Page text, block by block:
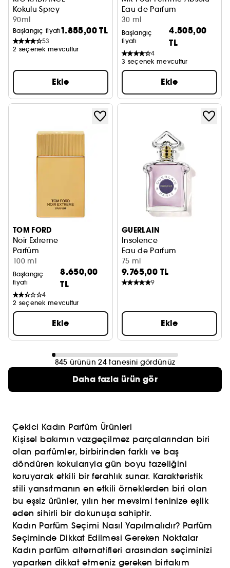
Kokulu Sprey
90ml
Başlangıç fiyatı1.855,00 TL
53
2 seçenek mevcuttur
Ekle
Eau de Parfum
30 ml
Başlangıç
fiyatı
4.505,00
TL
4
3 seçenek mevcuttur
Ekle
TOM FORD
Noir Extreme
Parfüm
100 ml
Başlangıç
fiyatı
8.650,00
TL
4
2 seçenek mevcuttur
Ekle
GUERLAIN
Insolence
Eau de Parfum
75 ml
9.765,00 TL
9
Ekle
845 ürünün 24 tanesini gördünüz
Daha fazla ürün gör
Çekici Kadın Parfüm Ürünleri
Kişisel bakımın vazgeçilmez parçalarından biri
olan parfümler, birbirinden farklı ve baş
döndüren kokularıyla gün boyu tazeliğini
koruyarak etkili bir ferahlık sunar. Karakteristik
stili yansıtmanın en etkili örneklerden biri olan
bu eşsiz ürünler, yılın her mevsimi teninize eşlik
eden sihirli bir dokunuşa sahiptir.
Kadın Parfüm Seçimi Nasıl Yapılmalıdır? Parfüm
Seçiminde Dikkat Edilmesi Gereken Noktalar
Kadın parfüm alternatifleri arasından seçiminizi
yaparken dikkat etmeniz gereken birtakım